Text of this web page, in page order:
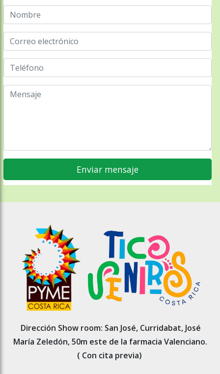
Dirección Show room: San José, Curridabat, José
María Zeledón, 50m este de la farmacia Valenciano.
( Con cita previa)